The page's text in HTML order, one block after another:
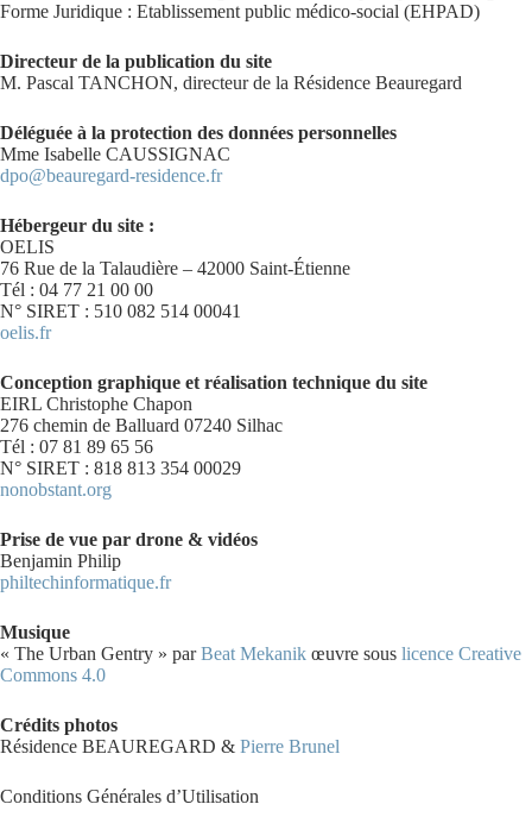
Forme Juridique : Etablissement public médico-social (EHPAD)
Directeur de la publication du site
M. Pascal TANCHON, directeur de la Résidence Beauregard
Déléguée à la protection des données personnelles
Mme Isabelle CAUSSIGNAC
dpo@beauregard-residence.fr
Hébergeur du site :
OELIS
76 Rue de la Talaudière – 42000 Saint-Étienne
Tél : 04 77 21 00 00
N° SIRET : 510 082 514 00041
oelis.fr
Conception graphique et réalisation technique du site
EIRL Christophe Chapon
276 chemin de Balluard 07240 Silhac
Tél : 07 81 89 65 56
N° SIRET : 818 813 354 00029
nonobstant.org
Prise de vue par drone & vidéos
Benjamin Philip
philtechinformatique.fr
Musique
« The Urban Gentry » parBeat Mekanik œuvre sous licence Creative
Commons 4.0
Crédits photos
Résidence BEAUREGARD & Pierre Brunel
Conditions Générales d’Utilisation